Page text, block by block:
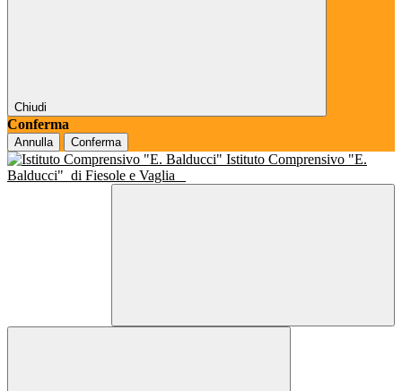
Chiudi
Conferma
Annulla Conferma
Istituto Comprensivo "E.
Balducci" di Fiesole e Vaglia